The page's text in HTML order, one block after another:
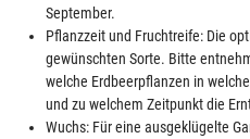
September.
Pflanzzeit und Fruchtreife: Die
gewünschten Sorte. Bitte
welche Erdbeerpflanzen in
und zu welchem Zeitpunkt die
Wuchs: Für eine ausgeklügelte